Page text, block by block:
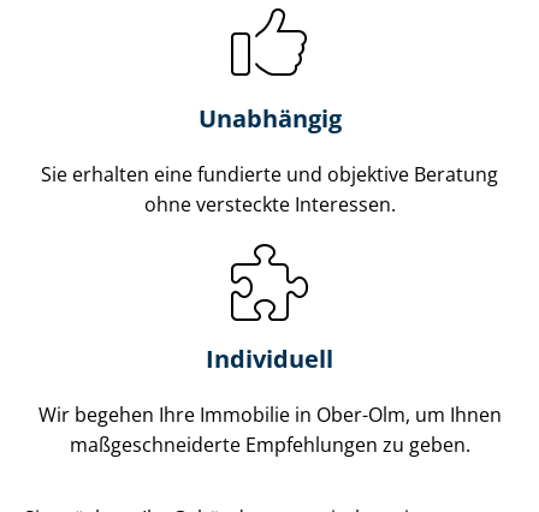
Unabhängig
Sie erhalten eine fundierte und objektive Beratung
ohne versteckte Interessen.
Individuell
Wir begehen Ihre Immobilie in Ober-Olm, um Ihnen
maß­ge­schnei­der­te Empfehlungen zu geben.